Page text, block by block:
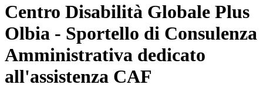
Centro Disabilità Globale Plus
Olbia - Sportello di Consulenza
Amministrativa dedicato
all'assistenza CAF